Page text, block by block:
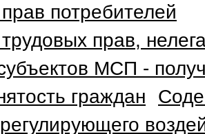
потребителей
прав,
МСП -
граждан